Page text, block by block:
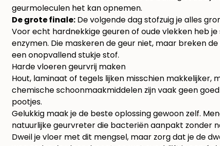
geurmoleculen het kan opnemen.
De grote finale: De volgende dag stofzuig je alles
Voor echt hardnekkige geuren of oude vlekken heb
enzymen. Die maskeren de geur niet, maar breken
een onopvallend stukje stof.
Harde vloeren geurvrij maken
Hout, laminaat of tegels lijken misschien makkelijker,
chemische schoonmaakmiddelen zijn vaak geen
pootjes.
Gelukkig maak je de beste oplossing gewoon zelf.
natuurlijke geurvreter die bacteriën aanpakt zonder
Dweil je vloer met dit mengsel, maar zorg dat je de